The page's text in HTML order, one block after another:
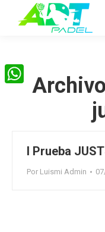
I Prueba
Por Luismi Admin
WhatsApp